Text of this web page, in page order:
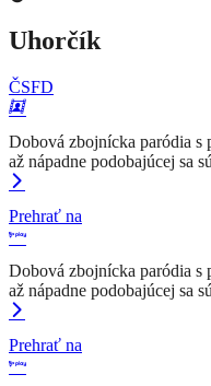
Uhorčík
ČSFD
Dobová zbojnícka paródia s
až nápadne podobajúcej sa
Prehrať na
Dobová zbojnícka paródia s
až nápadne podobajúcej sa
Prehrať na